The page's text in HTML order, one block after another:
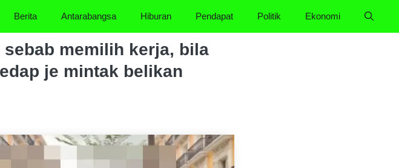
Berita Antarabangsa Hiburan Pendapat Politik Ekonomi
memilih kerja, bila
je mintak belikan